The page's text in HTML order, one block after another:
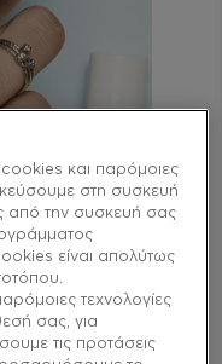
apricot cuticle
και παρόμοιες
στη συσκευή
από την συσκευή σας
είναι απολύτως
τεχνολογίες
σας, για
τις προτάσεις